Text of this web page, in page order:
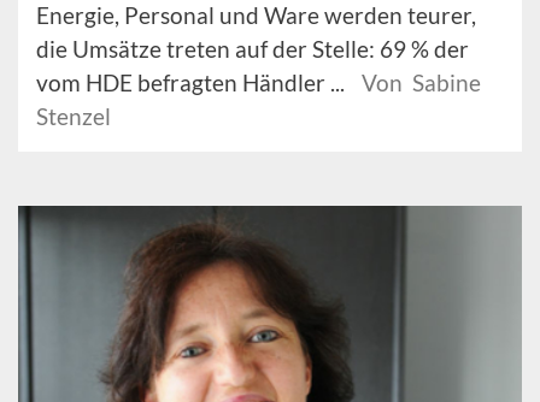
Energie, Personal und Ware werden teurer,
die Umsätze treten auf der Stelle: 69 % der
vom HDE befragten Händler ...
Von Sabine
Stenzel